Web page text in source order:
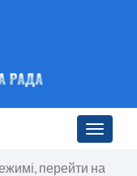
Toggle
перейти на